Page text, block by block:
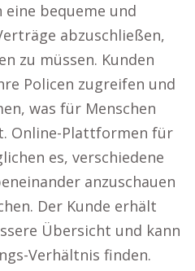
bequeme und
abzuschließen,
zu müssen. Kunden
Policen zugreifen und
was für Menschen
Online-Plattformen für
es, verschiedene
anzuschauen
Der Kunde erhält
Übersicht und kann
Verhältnis finden.